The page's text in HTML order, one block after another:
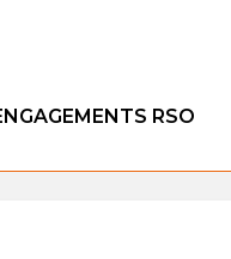
RSO